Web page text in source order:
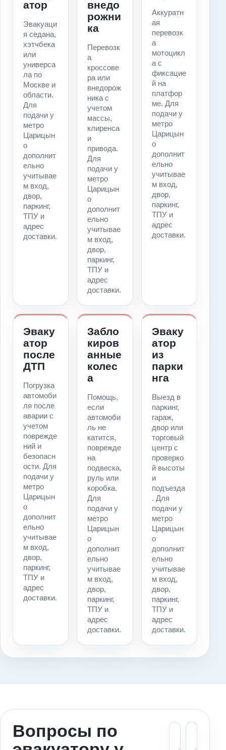
атор
Эвакуаци
я седана,
хэтчбека
или
универса
ла по
Москве и
области.
Для
подачи у
метро
Царицын
о
дополнит
ельно
учитывае
м вход,
двор,
паркинг,
ТПУ и
адрес
доставки.
внедо
рожни
ка
Перевозк
а
кроссове
ра или
внедорож
ника с
учетом
массы,
клиренса
и
привода.
Для
подачи у
метро
Царицын
о
дополнит
ельно
учитывае
м вход,
двор,
паркинг,
ТПУ и
адрес
доставки.
Аккуратн
ая
перевозк
а
мотоцикл
а с
фиксацие
й на
платфор
ме. Для
подачи у
метро
Царицын
о
дополнит
ельно
учитывае
м вход,
двор,
паркинг,
ТПУ и
адрес
доставки.
Эваку
атор
после
ДТП
Погрузка
автомоби
ля после
аварии с
учетом
поврежде
ний и
безопасн
ости. Для
подачи у
метро
Царицын
о
дополнит
ельно
учитывае
м вход,
двор,
паркинг,
ТПУ и
адрес
доставки.
Забло
киров
анные
колес
а
Помощь,
если
автомоби
ль не
катится,
поврежде
на
подвеска,
руль или
коробка.
Для
подачи у
метро
Царицын
о
дополнит
ельно
учитывае
м вход,
двор,
паркинг,
ТПУ и
адрес
доставки.
Эваку
атор
из
парки
нга
Выезд в
паркинг,
гараж,
двор или
торговый
центр с
проверко
й высоты
и
подъезда
. Для
подачи у
метро
Царицын
о
дополнит
ельно
учитывае
м вход,
двор,
паркинг,
ТПУ и
адрес
доставки.
Вопросы по